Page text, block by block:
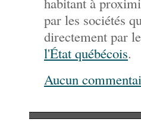
par les sociétés
directement par
l'État québécois.
Aucun